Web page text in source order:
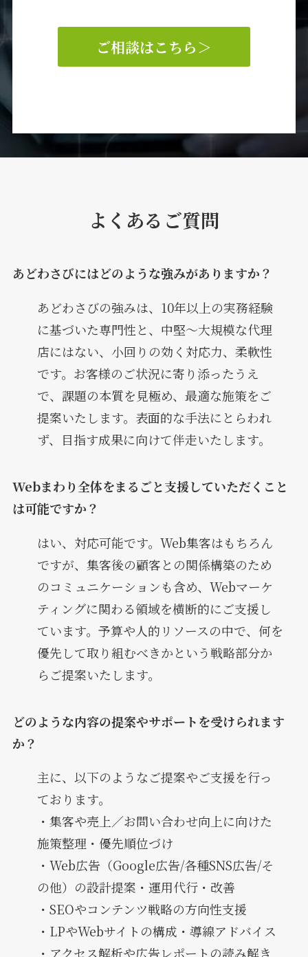
ご相談はこちら＞
よくあるご質問
あどわさびにはどのような強みがありますか？
あどわさびの強みは、10年以上の実務経験
に基づいた専門性と、中堅～大規模な代理
店にはない、小回りの効く対応力、柔軟性
です。お客様のご状況に寄り添ったうえ
で、課題の本質を見極め、最適な施策をご
提案いたします。表面的な手法にとらわれ
ず、目指す成果に向けて伴走いたします。
Webまわり全体をまるごと支援していただくこと
は可能ですか？
はい、対応可能です。Web集客はもちろん
ですが、集客後の顧客との関係構築のため
のコミュニケーションも含め、Webマーケ
ティングに関わる領域を横断的にご支援し
ています。予算や人的リソースの中で、何を
優先して取り組むべきかという戦略部分か
らご提案いたします。
どのような内容の提案やサポートを受けられます
か？
主に、以下のようなご提案やご支援を行っ
ております。
・集客や売上／お問い合わせ向上に向けた
施策整理・優先順位づけ
・Web広告（Google広告/各種SNS広告/そ
の他）の設計提案・運用代行・改善
・SEOやコンテンツ戦略の方向性支援
・LPやWebサイトの構成・導線アドバイス
・アクセス解析や広告レポートの読み解き